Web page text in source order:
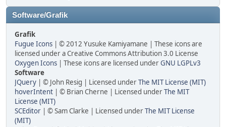
Software/Grafik
Grafik
Fugue Icons | © 2012 Yusuke Kamiyamane | These icons are
licensed under a Creative Commons Attribution 3.0 License
Oxygen Icons | These icons are licensed underGNU LGPLv3
Software
JQuery | © John Resig | Licensed underThe MIT License (MIT)
hoverIntent | © Brian Cherne | Licensed underThe MIT
License (MIT)
SCEditor | © Sam Clarke | Licensed underThe MIT License
(MIT)